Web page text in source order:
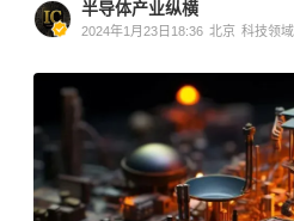
半导体产业纵横
2024年1月23日18:36 北京 科技领